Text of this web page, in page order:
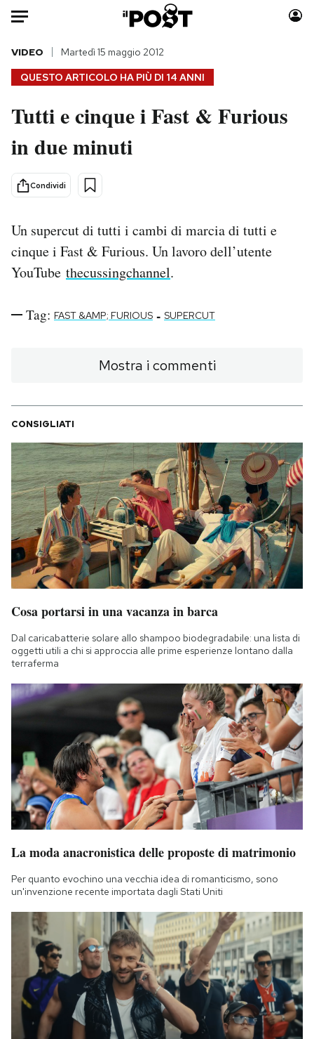
Auto
HOME
Italia
Politica
Tecnologia
Internet
Cultura
Economia
Sport
Moda
Europa
Altrecose
SHOP
CALENDARIO
AREA PERSONALE
Newsletter
Notifiche mobile
Regala il Post
Esci
QUESTO ARTICOLO HA PIÙ DI 14 ANNI
VIDEO Martedì 15 maggio 2012
Tutti e cinque i Fast & Furious
in due minuti
Condividi
Un supercut di tutti i cambi di marcia di tutti e
cinque i Fast & Furious. Un lavoro dell’utente
YouTube thecussingchannel.
Tag: FAST &AMP; FURIOUS - SUPERCUT
Mostra i commenti
CONSIGLIATI
Cosa portarsi in una vacanza in barca
Dal caricabatterie solare allo shampoo biodegradabile: una lista di
oggetti utili a chi si approccia alle prime esperienze lontano dalla
terraferma
La moda anacronistica delle proposte di matrimonio
Per quanto evochino una vecchia idea di romanticismo, sono
un'invenzione recente importata dagli Stati Uniti